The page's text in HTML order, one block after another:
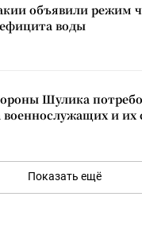
объявили режим
воды
Шулика
военнослужащих и их
Показать ещё